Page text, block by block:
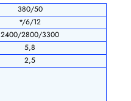
380/50
*/6/12
2400/2800/3300
5,8
2,5